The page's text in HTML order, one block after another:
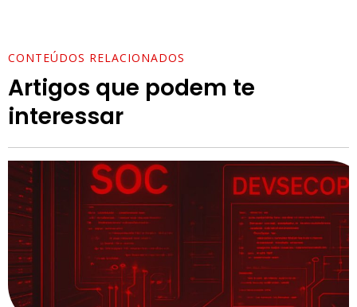
CONTEÚDOS RELACIONADOS
Artigos que podem te
interessar